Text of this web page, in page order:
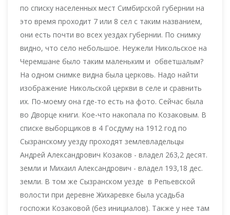
по списку населенных мест Симбирской губернии на
это время проходит 7 или 8 сел с таким названием,
они есть почти во всех уездах губернии. По снимку
видно, что село небольшое. Неужели Никольское на
Черемшане было таким маленьким и обветшалым?
На одном снимке видна была церковь. Надо найти
изображение Никольской церкви в селе и сравнить
их. По-моему она где-то есть на фото. Сейчас была
во Дворце книги. Кое-что накопала по Козаковым. В
списке выборщиков в 4 Госдуму на 1912 год по
Сызранскому уезду проходят землевладельцы
Андрей Александрович Козаков - владел 263,2 десят.
земли и Михаил Александрович - владел 193,18 дес.
земли. В том же Сызранском уезде в Репьевской
волости при деревне Жихаревке была усадьба
госпожи Козаковой (без инициалов). Также у нее там